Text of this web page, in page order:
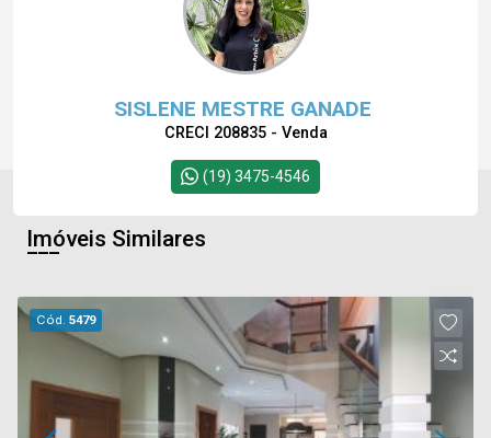
SISLENE MESTRE GANADE
CRECI 208835 - Venda
(19) 3475-4546
Imóveis Similares
Cód.5479